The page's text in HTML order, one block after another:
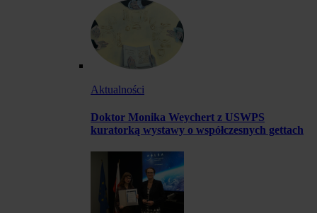
Aktualności
Doktor Monika Weychert z USWPS
kuratorką wystawy o współczesnych gettach